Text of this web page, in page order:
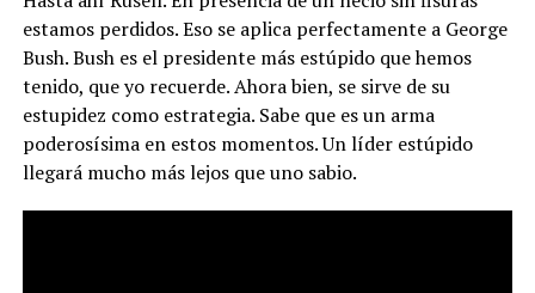
estamos perdidos. Eso se aplica perfectamente a George
Bush. Bush es el presidente más estúpido que hemos
tenido, que yo recuerde. Ahora bien, se sirve de su
estupidez como estrategia. Sabe que es un arma
poderosísima en estos momentos. Un líder estúpido
llegará mucho más lejos que uno sabio.